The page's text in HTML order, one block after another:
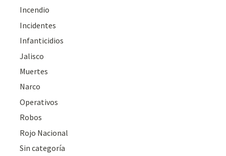
Incendio
Incidentes
Infanticidios
Jalisco
Muertes
Narco
Operativos
Robos
Rojo Nacional
Sin categoría